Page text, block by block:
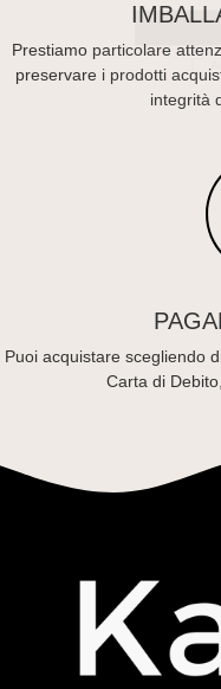
Prestiamo particolare
preservare i prodotti
integrità
Puoi acquistare scegliendo
Carta di